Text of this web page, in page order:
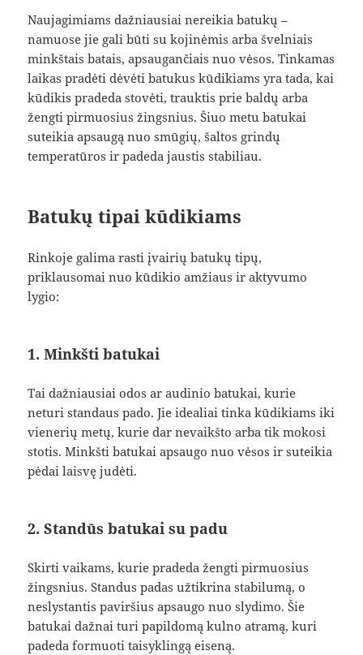
Naujagimiams dažniausiai nereikia batukų –
namuose jie gali būti su kojinėmis arba švelniais
minkštais batais, apsaugančiais nuo vėsos. Tinkamas
laikas pradėti dėvėti batukus kūdikiams yra tada, kai
kūdikis pradeda stovėti, trauktis prie baldų arba
žengti pirmuosius žingsnius. Šiuo metu batukai
suteikia apsaugą nuo smūgių, šaltos grindų
temperatūros ir padeda jaustis stabiliau.
Batukų tipai kūdikiams
Rinkoje galima rasti įvairių batukų tipų,
priklausomai nuo kūdikio amžiaus ir aktyvumo
lygio:
1. Minkšti batukai
Tai dažniausiai odos ar audinio batukai, kurie
neturi standaus pado. Jie idealiai tinka kūdikiams iki
vienerių metų, kurie dar nevaikšto arba tik mokosi
stotis. Minkšti batukai apsaugo nuo vėsos ir suteikia
pėdai laisvę judėti.
2. Standūs batukai su padu
Skirti vaikams, kurie pradeda žengti pirmuosius
žingsnius. Standus padas užtikrina stabilumą, o
neslystantis paviršius apsaugo nuo slydimo. Šie
batukai dažnai turi papildomą kulno atramą, kuri
padeda formuoti taisyklingą eiseną.